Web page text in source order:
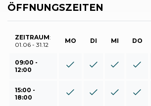
ÖFFNUNGSZEITEN
ZEITRAUM:
01.06 - 31.12
MO DI MI DO
09:00 -
12:00
15:00 -
18:00